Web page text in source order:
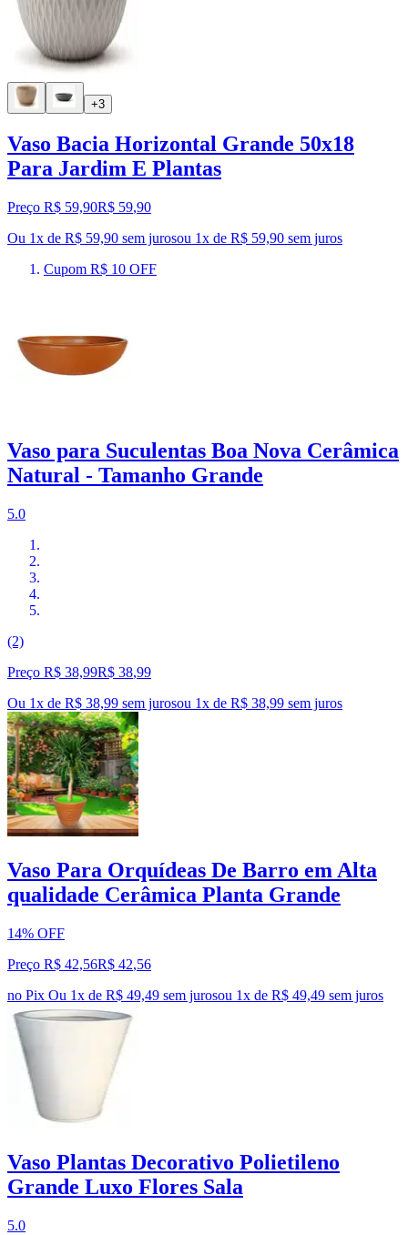
+3
Vaso Bacia Horizontal Grande 50x18
Para Jardim E Plantas
Preço R$ 59,90R$ 59,90
Ou 1x de R$ 59,90 sem jurosou 1x de R$ 59,90 sem juros
Cupom R$ 10 OFF
Vaso para Suculentas Boa Nova Cerâmica
Natural - Tamanho Grande
5.0
(2)
Preço R$ 38,99R$ 38,99
Ou 1x de R$ 38,99 sem jurosou 1x de R$ 38,99 sem juros
Vaso Para Orquídeas De Barro em Alta
qualidade Cerâmica Planta Grande
14% OFF
Preço R$ 42,56R$ 42,56
no Pix Ou 1x de R$ 49,49 sem jurosou 1x de R$ 49,49 sem juros
Vaso Plantas Decorativo Polietileno
Grande Luxo Flores Sala
5.0